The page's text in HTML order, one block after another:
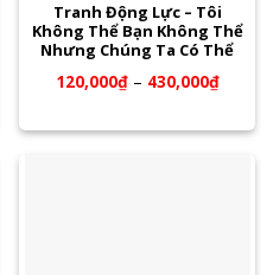
Tranh Động Lực – Tôi
Không Thể Bạn Không Thể
Nhưng Chúng Ta Có Thể
120,000₫– 430,000₫